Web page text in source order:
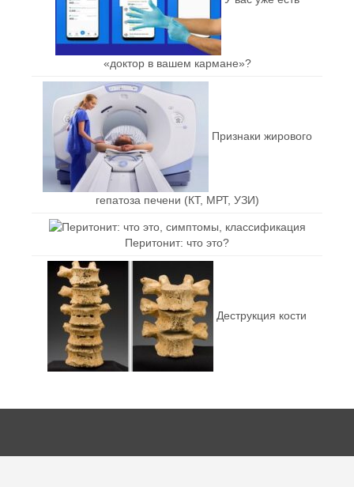
«доктор в вашем кармане»?
Признаки жирового
гепатоза печени (КТ, МРТ, УЗИ)
Перитонит: что это?
Деструкция кости